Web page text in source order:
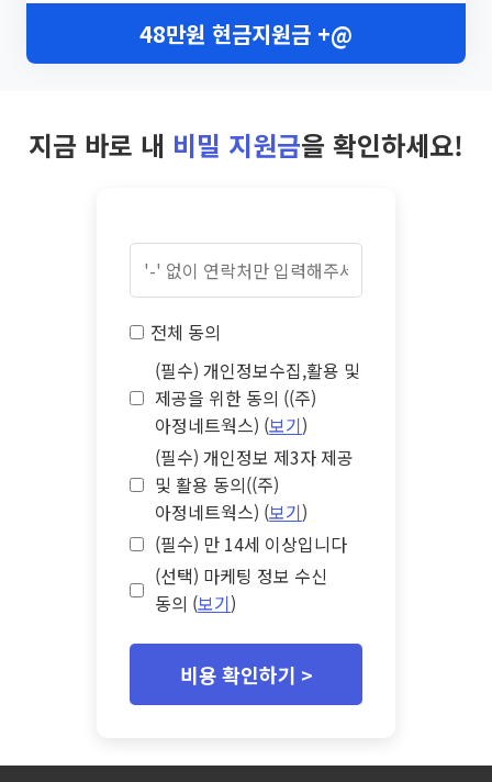
48만원 현금지원금 +@
지금 바로 내 비밀 지원금을 확인하세요!
전체 동의
(필수) 개인정보수집,활용 및
제공을 위한 동의 ((주)
아정네트웍스) (보기)
(필수) 개인정보 제3자 제공
및 활용 동의((주)
아정네트웍스) (보기)
(필수) 만 14세 이상입니다
(선택) 마케팅 정보 수신
동의 (보기)
비용 확인하기 >